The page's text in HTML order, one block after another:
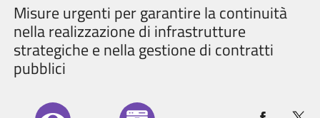
Misure urgenti per garantire la continuità
nella realizzazione di infrastrutture
strategiche e nella gestione di contratti
pubblici